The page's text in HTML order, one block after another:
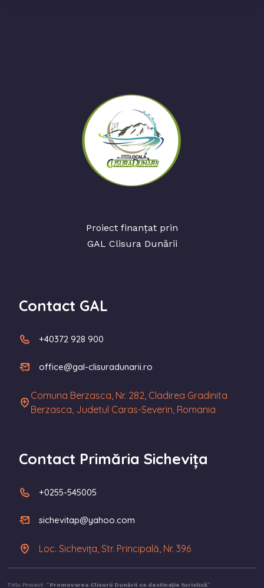
Proiect finanțat prin
GAL Clisura Dunării
Contact GAL
+40372 928 900
office@gal-clisuradunarii.ro
Comuna Berzasca, Nr. 282, Cladirea Gradinita
Berzasca, Judetul Caras-Severin, Romania
Contact Primăria Sichevița
+0255-545005
sichevitap@yahoo.com
Loc. Sichevița, Str. Principală, Nr. 396
Titlu Proiect: ”Promovarea Clisurii Dunării ca destinație turistică”